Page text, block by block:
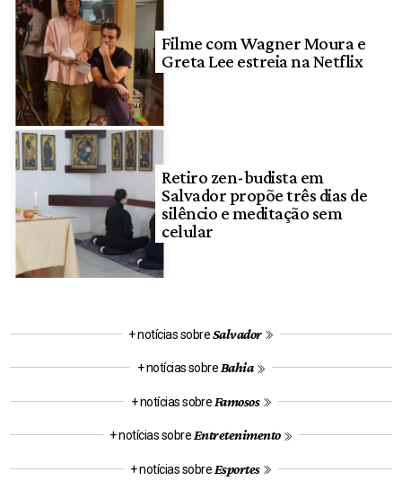
Filme com Wagner Moura e
Greta Lee estreia na Netflix
Retiro zen-budista em
Salvador propõe três dias de
silêncio e meditação sem
celular
+ notícias sobreSalvador
+ notícias sobreBahia
+ notícias sobre Famosos
+ notícias sobreEntretenimento
+ notícias sobre Esportes